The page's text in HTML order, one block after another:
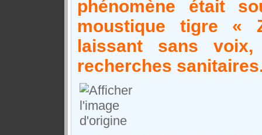
phénomène était
moustique tigre «
laissant sans
recherches